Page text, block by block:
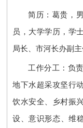
简历：葛贵，
员，大学学历，学
局长、市河长办副
工作分工： 负
地下水超采攻坚行动
饮水安全、乡村振
设、意识形态、维